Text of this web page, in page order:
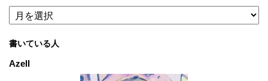
ア
ー
イ
ブ
書いている人
Azell